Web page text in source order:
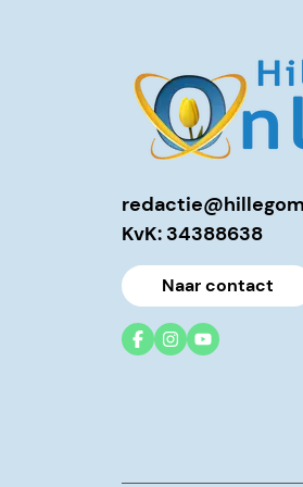
KvK: 34388638
Naar contact